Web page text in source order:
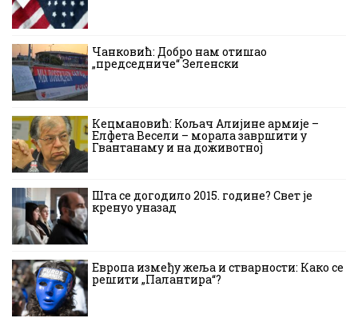
Чанковић: Добро нам отишао
„председниче“ Зеленски
Кецмановић: Кољач Алијине армије –
Елфета Весели – морала завршити у
Гвантанаму и на доживотној
Шта се догодило 2015. године? Свет је
кренуо уназад
Европа између жеља и стварности: Како се
решити „Палантира“?